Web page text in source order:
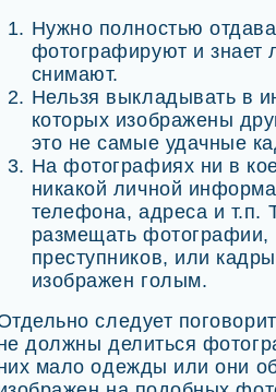
Нужно полностью
фотографируют и знает
снимают.
Нельзя выкладывать в
которых изображены
это не самые удачные
На фотографиях ни в
никакой личной
телефона, адреса и т.п.
размещать фотографии,
преступников, или
изображен голым.
следует
должны делиться
мало одежды или они